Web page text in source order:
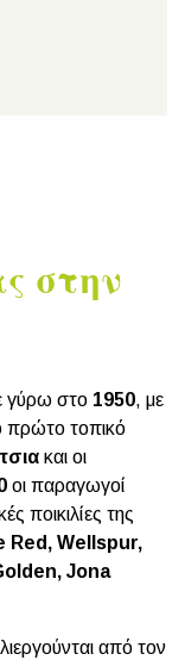
στην
γύρω στο 1950, με
πρώτο τοπικό
και οι
οι παραγωγοί
ποικιλίες της
Red, Wellspur,
Jona
από τον